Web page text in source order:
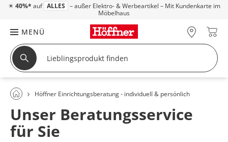
☀ 40%* auf ALLES – außer Elektro- & Werbeartikel – Mit Kundenkarte im
Möbelhaus
MENÜ
Höffner Einrichtungsberatung - individuell & persönlich
Unser Beratungsservice
für Sie